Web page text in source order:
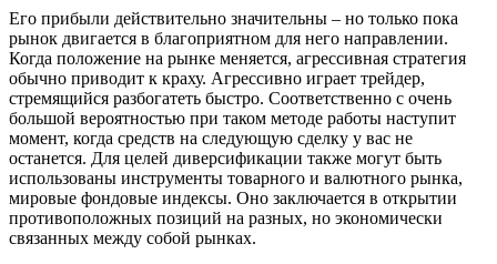
Его прибыли действительно значительны – но только пока
рынок двигается в благоприятном для него направле­нии.
Когда положение на рынке меняется, агрессивная стра­тегия
обычно приводит к краху. Агрессивно играет трейдер,
стремящийся разбогатеть быстро. Соответственно с очень
большой вероятностью при таком методе работы наступит
момент, когда средств на следующую сделку у вас не
останется. Для целей диверсификации также могут быть
использованы инструменты товарного и валютного рынка,
мировые фондовые индексы. Оно заключается в открытии
противоположных позиций на разных, но экономически
связанных между собой рынках.